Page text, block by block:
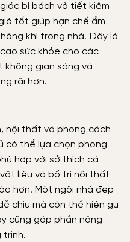
bí bách và tiết kiệm
tốt giúp hạn chế ẩm
khí trong nhà. Đây là
sức khỏe cho các
không gian sáng và
rãi hơn.
nội thất và phong cách
có thể lựa chọn phong
hợp với sở thích cá
liệu và bố trí nội thất
hơn. Một ngôi nhà đẹp
chịu mà còn thể hiện gu
cũng góp phần nâng
trình.